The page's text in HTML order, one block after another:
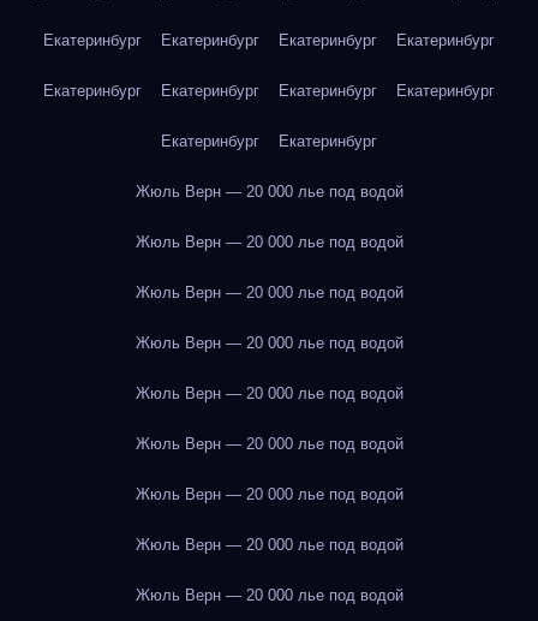
Екатеринбург Екатеринбург Екатеринбург Екатеринбург
Екатеринбург Екатеринбург Екатеринбург Екатеринбург
Екатеринбург Екатеринбург
Жюль Верн — 20 000 лье под водой
Жюль Верн — 20 000 лье под водой
Жюль Верн — 20 000 лье под водой
Жюль Верн — 20 000 лье под водой
Жюль Верн — 20 000 лье под водой
Жюль Верн — 20 000 лье под водой
Жюль Верн — 20 000 лье под водой
Жюль Верн — 20 000 лье под водой
Жюль Верн — 20 000 лье под водой